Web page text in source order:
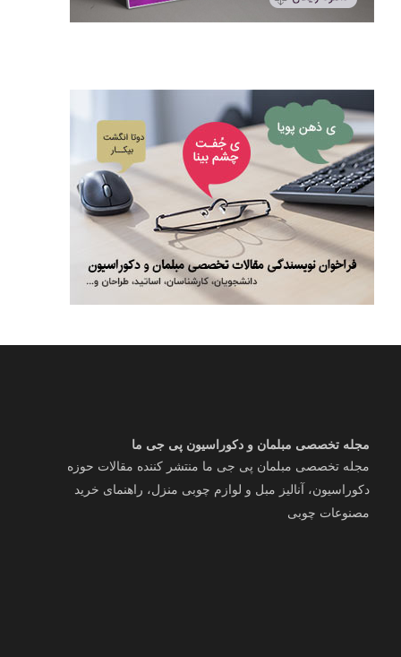
مجله تخصصی مبلمان و دکوراسیون پی جی ما
مجله تخصصی مبلمان پی جی ما منتشر کننده مقالات حوزه
دکوراسیون، آنالیز مبل و لوازم چوبی منزل، راهنمای خرید
مصنوعات چوبی